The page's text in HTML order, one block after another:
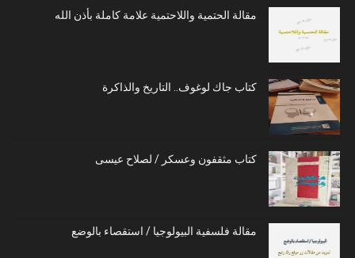
مقالة الحتمية واللاحتمية علامة كاملة بأذن الله
كتاب جاك لوغوف.. التاريخ والذاكرة
كتاب مثقفون وعسكر / لصلاح عيسى
مقالة فلسفية البيولوجيا / استقصاء بالوضع